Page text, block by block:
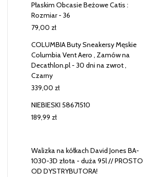
Płaskim Obcasie Beżowe Catis :
Rozmiar - 36
79,00 zł
COLUMBIA Buty Sneakersy Męskie
Columbia Vent Aero , Zamów na
Decathlon.pl - 30 dni na zwrot ,
Czarny
339,00 zł
NIEBIESKI 58671510
189,99 zł
Walizka na kółkach David Jones BA-
1030-3D złota - duża 95l // PROSTO
OD DYSTRYBUTORA!